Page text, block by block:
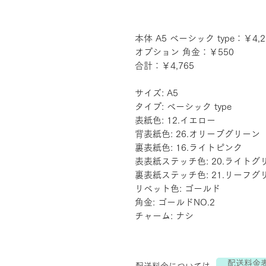
本体 A5 ベーシック type：￥
オプション 角金：￥550
合計：￥4,765
サイズ: A5
タイプ: ベーシック type
表紙色: 12.イエロー
背表紙色: 26.オリーブグリーン
裏表紙色: 16.ライトピンク
表表紙ステッチ色: 20.ライトグ
裏表紙ステッチ色: 21.リーフグ
リベット色: ゴールド
角金: ゴールドNO.2
チャーム: ナシ
配送料金